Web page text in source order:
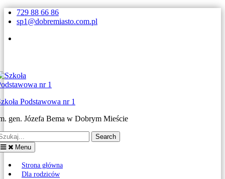
Skip
to
729 88 66 86
sp1@dobremiasto.com.pl
Podstawowa nr 1
gen. Józefa Bema w Dobrym Mieście
Menu
Strona główna
Dla rodziców